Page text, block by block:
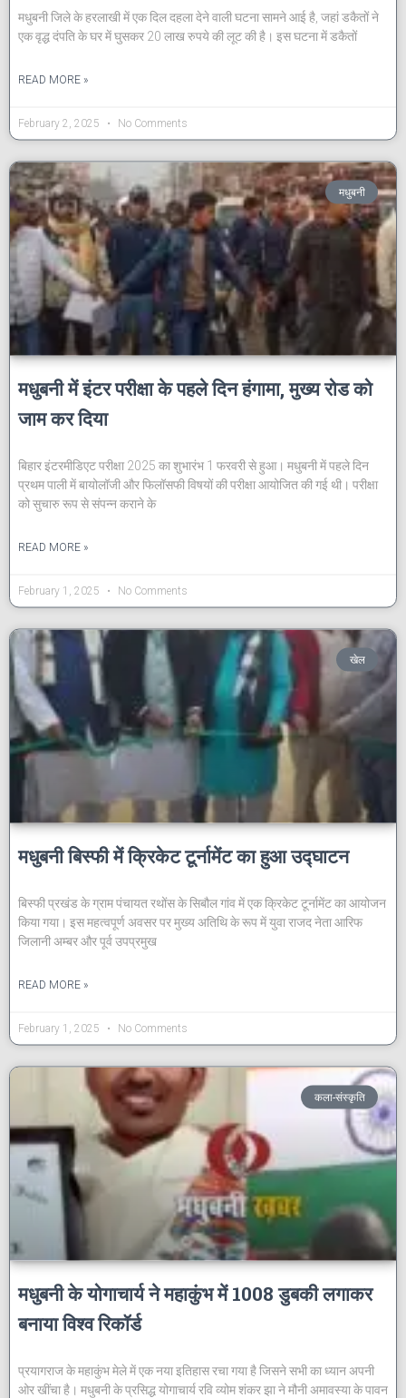
मधुबनी जिले के हरलाखी में एक दिल दहला देने वाली घटना सामने आई है, जहां डकैतों ने
एक वृद्ध दंपति के घर में घुसकर 20 लाख रुपये की लूट की है। इस घटना में डकैतों
READ MORE »
February 2, 2025 No Comments
मधुबनी
मधुबनी में इंटर परीक्षा के पहले दिन हंगामा, मुख्य रोड को
जाम कर दिया
बिहार इंटरमीडिएट परीक्षा 2025 का शुभारंभ 1 फरवरी से हुआ। मधुबनी में पहले दिन
प्रथम पाली में बायोलॉजी और फिलॉसफी विषयों की परीक्षा आयोजित की गई थी। परीक्षा
को सुचारु रूप से संपन्न कराने के
READ MORE »
February 1, 2025 No Comments
खेल
मधुबनी बिस्फी में क्रिकेट टूर्नामेंट का हुआ उद्घाटन
बिस्फी प्रखंड के ग्राम पंचायत रथोंस के सिबौल गांव में एक क्रिकेट टूर्नामेंट का आयोजन
किया गया। इस महत्वपूर्ण अवसर पर मुख्य अतिथि के रूप में युवा राजद नेता आरिफ
जिलानी अम्बर और पूर्व उपप्रमुख
READ MORE »
February 1, 2025 No Comments
कला-संस्कृति
मधुबनी के योगाचार्य ने महाकुंभ में 1008 डुबकी लगाकर
बनाया विश्व रिकॉर्ड
प्रयागराज के महाकुंभ मेले में एक नया इतिहास रचा गया है जिसने सभी का ध्यान अपनी
ओर खींचा है। मधुबनी के प्रसिद्ध योगाचार्य रवि व्योम शंकर झा ने मौनी अमावस्या के पावन